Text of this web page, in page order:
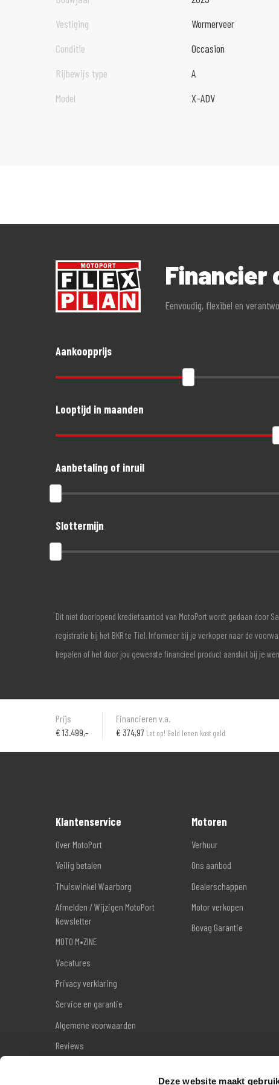
Deze website maakt
Vestiging
Wormerveer
Conditie
Occasion
Rijbewijs type
A
Model
X-ADV
Financier
Eenvoudig, flexibel en
Aankoopprijs
Looptijd in maanden
Aanbetaling of inruil
Slottermijn
Dit niet doorlopend kredietaanbod van MotoPort wordt gedaan door
registratie bij het BKR te Tiel. Informeer bij je verkoper naar de
bepalen of het door jou gewenste financieel product aansluit bij je
Prijs
€ 13.499,-
Financieren v.a.
€ 374,97 Let op! Geld lenen kost geld
Klantenservice
Over MotoPort
Veilig betalen
Thuiswinkel Waarborg
Afmelden / Wijzigen MotoPort
Newsletter
MOTO M•ZINE
Vacatures
Privacy verklaring
Service en garantie
Algemene voorwaarden
Reviews
Motoren
Verhuur
Ons aanbod
Dealerschappen
Motor verkopen
Bovag Garantie